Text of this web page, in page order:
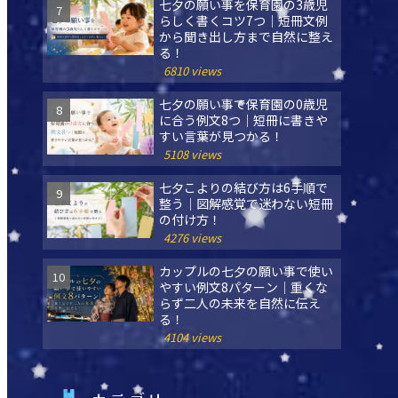
七夕の願い事を保育園の3歳児
らしく書くコツ7つ｜短冊文例
から聞き出し方まで自然に整え
る！
6810 views
七夕の願い事で保育園の0歳児
に合う例文8つ｜短冊に書きや
すい言葉が見つかる！
5108 views
七夕こよりの結び方は6手順で
整う｜図解感覚で迷わない短冊
の付け方！
4276 views
カップルの七夕の願い事で使い
やすい例文8パターン｜重くな
らず二人の未来を自然に伝え
る！
4104 views